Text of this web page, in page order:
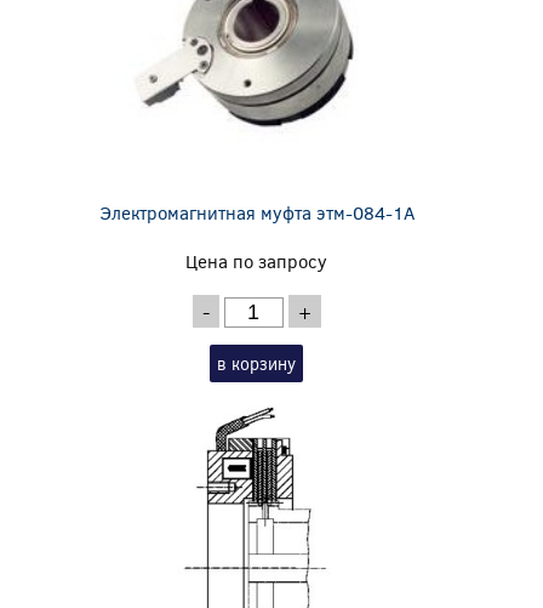
Электромагнитная муфта этм-084-1А
Цена по запросу
- +
в корзину